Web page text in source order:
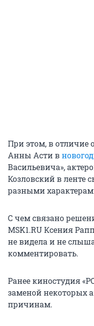
При этом, в отличие
Анны Асти в
Васильевича»,
Козловский в ленте
разными
С чем связано
MSK1.RU Ксения
не видела и не
комментировать.
Ранее киностудия
заменой некоторых
причинам.